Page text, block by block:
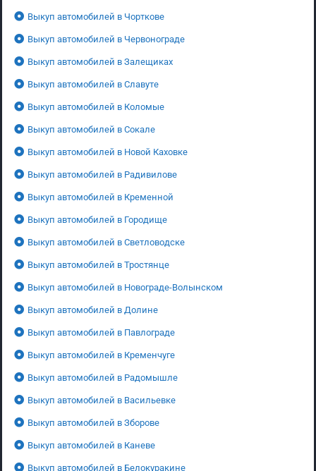
Выкуп автомобилей в Чорткове
Выкуп автомобилей в Червонограде
Выкуп автомобилей в Залещиках
Выкуп автомобилей в Славуте
Выкуп автомобилей в Коломые
Выкуп автомобилей в Сокале
Выкуп автомобилей в Новой Каховке
Выкуп автомобилей в Радивилове
Выкуп автомобилей в Кременной
Выкуп автомобилей в Городище
Выкуп автомобилей в Светловодске
Выкуп автомобилей в Тростянце
Выкуп автомобилей в Новограде-Волынском
Выкуп автомобилей в Долине
Выкуп автомобилей в Павлограде
Выкуп автомобилей в Кременчуге
Выкуп автомобилей в Радомышле
Выкуп автомобилей в Васильевке
Выкуп автомобилей в Зборове
Выкуп автомобилей в Каневе
Выкуп автомобилей в Белокуракине